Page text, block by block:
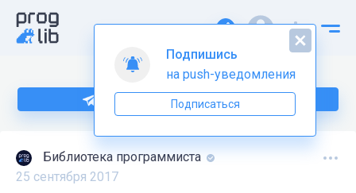
Подпишитесь на нас в Telegram
Библиотека программиста
25 сентября 2017
Подпишись
на push-уведомления
Подписаться